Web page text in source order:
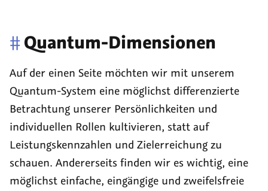
#Quantum-Dimensionen
Auf der einen Seite möchten wir mit unserem
Quantum-System eine möglichst differenzierte
Betrachtung unserer Persönlichkeiten und
individuellen Rollen kultivieren, statt auf
Leistungskennzahlen und Zielerreichung zu
schauen. Andererseits finden wir es wichtig, eine
möglichst einfache, eingängige und zweifelsfreie